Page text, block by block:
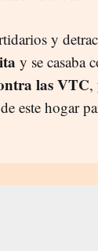
y
y se casaba
las VTC,
este hogar